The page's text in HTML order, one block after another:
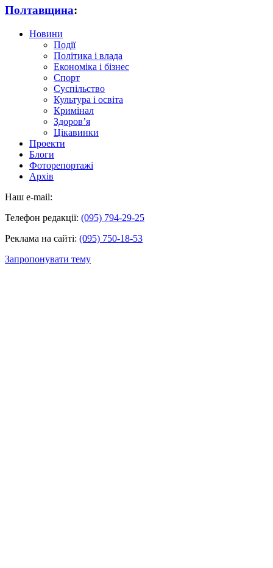
Полтавщина:
Новини
Події
Політика і влада
Економіка і бізнес
Спорт
Суспільство
Культура і освіта
Кримінал
Здоров’я
Цікавинки
Проекти
Блоги
Фоторепортажі
Архів
Наш e-mail:
Телефон редакції: (095) 794-29-25
Реклама на сайті: (095) 750-18-53
Запропонувати тему